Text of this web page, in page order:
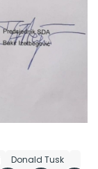
Donald Tusk